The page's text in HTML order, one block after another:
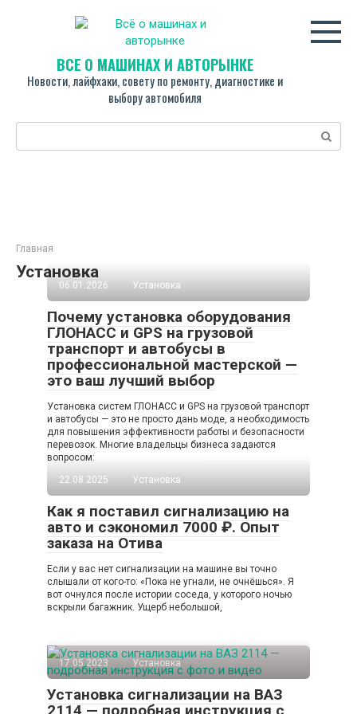
ВСЁ О МАШИНАХ И АВТОРЫНКЕ
Новости, лайфхаки, совету по ремонту, диагностике и
выбору автомобиля
Поиск:
Главная
Установка
06.01.2026 Установка
Почему установка оборудования
ГЛОНАСС и GPS на грузовой
транспорт и автобусы в
профессиональной мастерской —
это ваш лучший выбор
Установка систем ГЛОНАСС и GPS на грузовой транспорт
и автобусы — это не просто дань моде, а необходимость
для повышения эффективности работы и безопасности
перевозок. Многие владельцы бизнеса задаются
вопросом:
22.08.2025
Установка
Как я поставил сигнализацию на
авто и сэкономил 7000 ₽. Опыт
заказа на Отива
Если у вас нет сигнализации на машине вы точно
слышали от кого-то: «Пока не угнали, не очнёшься». Я
вот очнулся после истории соседа, у которого ночью
вскрыли багажник. Ущерб небольшой,
17.05.2023 Установка
Установка сигнализации на ВАЗ